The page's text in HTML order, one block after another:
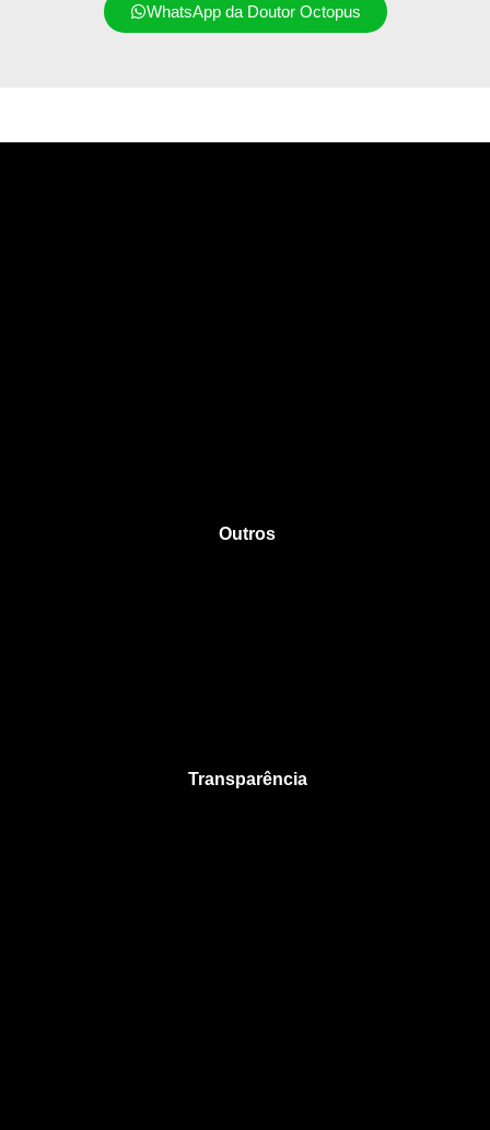
WhatsApp da Doutor Octopus
Outros
Transparência